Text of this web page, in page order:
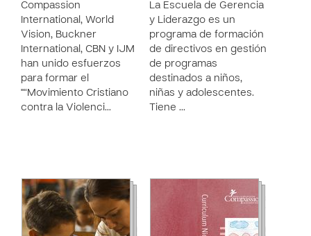
Compassion
International, World
Vision, Buckner
International, CBN y IJM
han unido esfuerzos
para formar el
"“Movimiento Cristiano
contra la Violenci…
La Escuela de Gerencia
y Liderazgo es un
programa de formación
de directivos en gestión
de programas
destinados a niños,
niñas y adolescentes.
Tiene …